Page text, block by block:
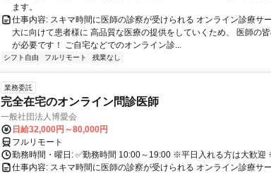
ます。
仕事内容: スキマ時間に医師の診察が受けられる オンライン診療サ
大に向けて患者様に 高品質な医療の提供をしていくため、 医師の皆
が必要です！ ご自宅などでのオンライン診...
シフト自由 フルリモート 残業なし
業務委託
完全在宅のオンライン問診医師
一般社団法人博愛会
日給32,000円～80,000円
フルリモート
勤務時間・曜日: ✅勤務時間 10:00～19:00 ※平日入れる方は大歓
仕事内容: スキマ時間に医師の診察が受けられる オンライン診療サ